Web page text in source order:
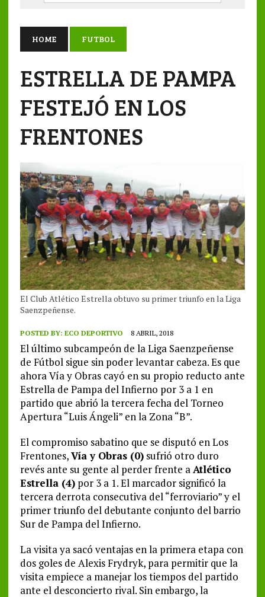
HOME FUTBOL
ESTRELLA DE PAMPA
FESTEJÓ EN LOS
FRENTONES
El Club Atlético Estrella obtuvo su primer triunfo en la Liga
Saenzpeñense.
POSTED BY: ECO DEPORTIVO 8 ABRIL, 2018
El último subcampeón de la Liga Saenzpeñense
de Fútbol sigue sin poder levantar cabeza. Es que
ahora Vía y Obras cayó en su propio reducto ante
Estrella de Pampa del Infierno por 3 a 1 en
partido que abrió la tercera fecha del Torneo
Apertura “Luis Ángeli” en la Zona “B”.
El compromiso sabatino que se disputó en Los
Frentones,Vía y Obras (0)sufrió otro duro
revés ante su gente al perder frente aAtlético
Estrella (4)por 3 a 1. El marcador significó la
tercera derrota consecutiva del “ferroviario” y el
primer triunfo del debutante conjunto del barrio
Sur de Pampa del Infierno.
La visita ya sacó ventajas en la primera etapa con
dos goles de Alexis Frydryk, para permitir que la
visita empiece a manejar los tiempos del partido
ante el desconcierto rival. Sin embargo, la